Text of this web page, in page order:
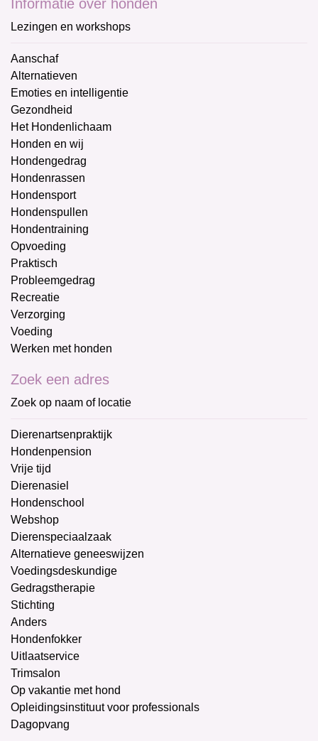
Informatie over honden
Lezingen en workshops
Aanschaf
Alternatieven
Emoties en intelligentie
Gezondheid
Het Hondenlichaam
Honden en wij
Hondengedrag
Hondenrassen
Hondensport
Hondenspullen
Hondentraining
Opvoeding
Praktisch
Probleemgedrag
Recreatie
Verzorging
Voeding
Werken met honden
Zoek een adres
Zoek op naam of locatie
Dierenartsenpraktijk
Hondenpension
Vrije tijd
Dierenasiel
Hondenschool
Webshop
Dierenspeciaalzaak
Alternatieve geneeswijzen
Voedingsdeskundige
Gedragstherapie
Stichting
Anders
Hondenfokker
Uitlaatservice
Trimsalon
Op vakantie met hond
Opleidingsinstituut voor professionals
Dagopvang